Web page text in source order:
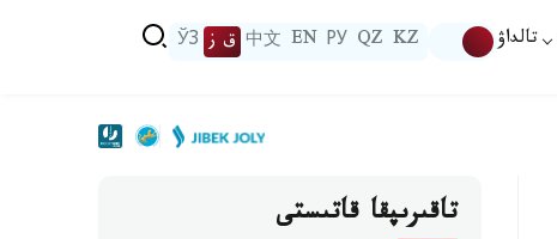
تالداۋ KZ
QZ
РУ
EN
中文 ق ز ЎЗ
تاقىرىپقا قاتىستى